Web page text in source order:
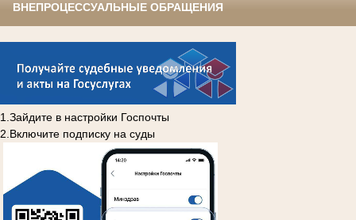
ВНЕПРОЦЕССУАЛЬНЫЕ ОБРАЩЕНИЯ
1.Зайдите в настройки Госпочты
2.Включите подписку на суды